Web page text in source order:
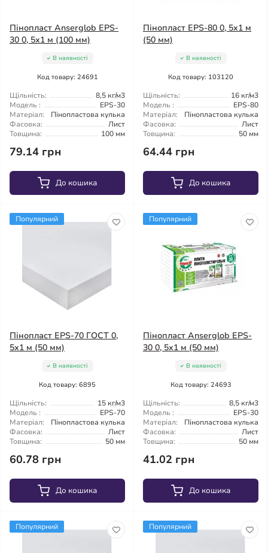
Пінопласт Anserglob EPS-
30 0, 5х1 м (100 мм)
В наявності
Код товару: 24691
Щільність:
8,5 кг/м3
Модель :
EPS-30
Матеріал:
Пінопластова кулька
Фасовка:
Лист
Товщина:
100 мм
79.14 грн
До кошика
Пінопласт EPS-80 0, 5х1 м
(50 мм)
В наявності
Код товару: 103120
Щільність:
16 кг/м3
Модель :
EPS-80
Матеріал:
Пінопластова кулька
Фасовка:
Лист
Товщина:
50 мм
64.44 грн
До кошика
Популярний
Пінопласт EPS-70 ГОСТ 0,
5х1 м (50 мм)
В наявності
Код товару: 6895
Щільність:
15 кг/м3
Модель :
EPS-70
Матеріал:
Пінопластова кулька
Фасовка:
Лист
Товщина:
50 мм
60.78 грн
До кошика
Популярний
Пінопласт Anserglob EPS-
30 0, 5х1 м (50 мм)
В наявності
Код товару: 24693
Щільність:
8,5 кг/м3
Модель :
EPS-30
Матеріал:
Пінопластова кулька
Фасовка:
Лист
Товщина:
50 мм
41.02 грн
До кошика
Популярний Популярний